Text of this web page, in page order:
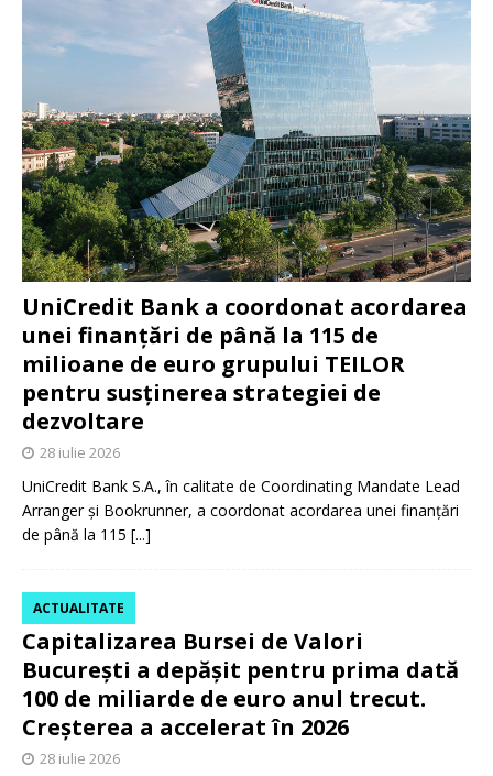
UniCredit Bank a coordonat acordarea
unei finanțări de până la 115 de
milioane de euro grupului TEILOR
pentru susținerea strategiei de
dezvoltare
28 iulie 2026
UniCredit Bank S.A., în calitate de Coordinating Mandate Lead
Arranger și Bookrunner, a coordonat acordarea unei finanțări
de până la 115 [...]
Capitalizarea Bursei de Valori
București a depășit pentru prima dată
100 de miliarde de euro anul trecut.
Creșterea a accelerat în 2026
ACTUALITATE
28 iulie 2026